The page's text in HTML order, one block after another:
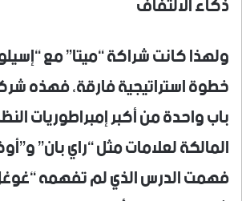
ولهذا كانت شراكة “ميتا” مع
خطوة استراتيجية فارقة، فهذه
باب واحدة من أكبر إمبراطوريات
المالكة لعلامات مثل “راي بان”
فهمت الدرس الذي لم تفهمه